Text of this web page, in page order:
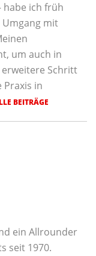
habe ich früh
mit
um auch in
Schritt
in
BEITRÄGE
ein Allrounder
seit 1970.